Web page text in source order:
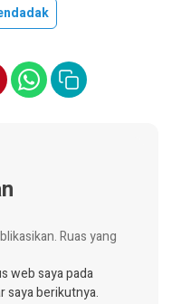
Ruas yang
web saya pada
saya berikutnya.